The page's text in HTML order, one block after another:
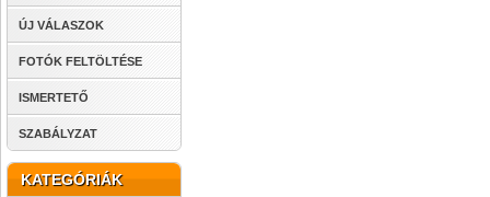
ÚJ VÁLASZOK
FOTÓK FELTÖLTÉSE
ISMERTETŐ
SZABÁLYZAT
KATEGÓRIÁK